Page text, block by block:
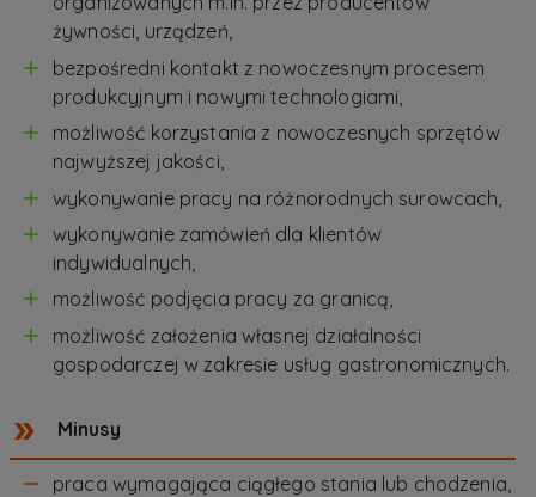
żywności, urządzeń,
bezpośredni kontakt z nowoczesnym procesem
produkcyjnym i nowymi technologiami,
możliwość korzystania z nowoczesnych sprzętów
najwyższej jakości,
wykonywanie pracy na różnorodnych surowcach,
wykonywanie zamówień dla klientów
indywidualnych,
możliwość podjęcia pracy za granicą,
możliwość założenia własnej działalności
gospodarczej w zakresie usług gastronomicznych.
Minusy
praca wymagająca ciągłego stania lub chodzenia,